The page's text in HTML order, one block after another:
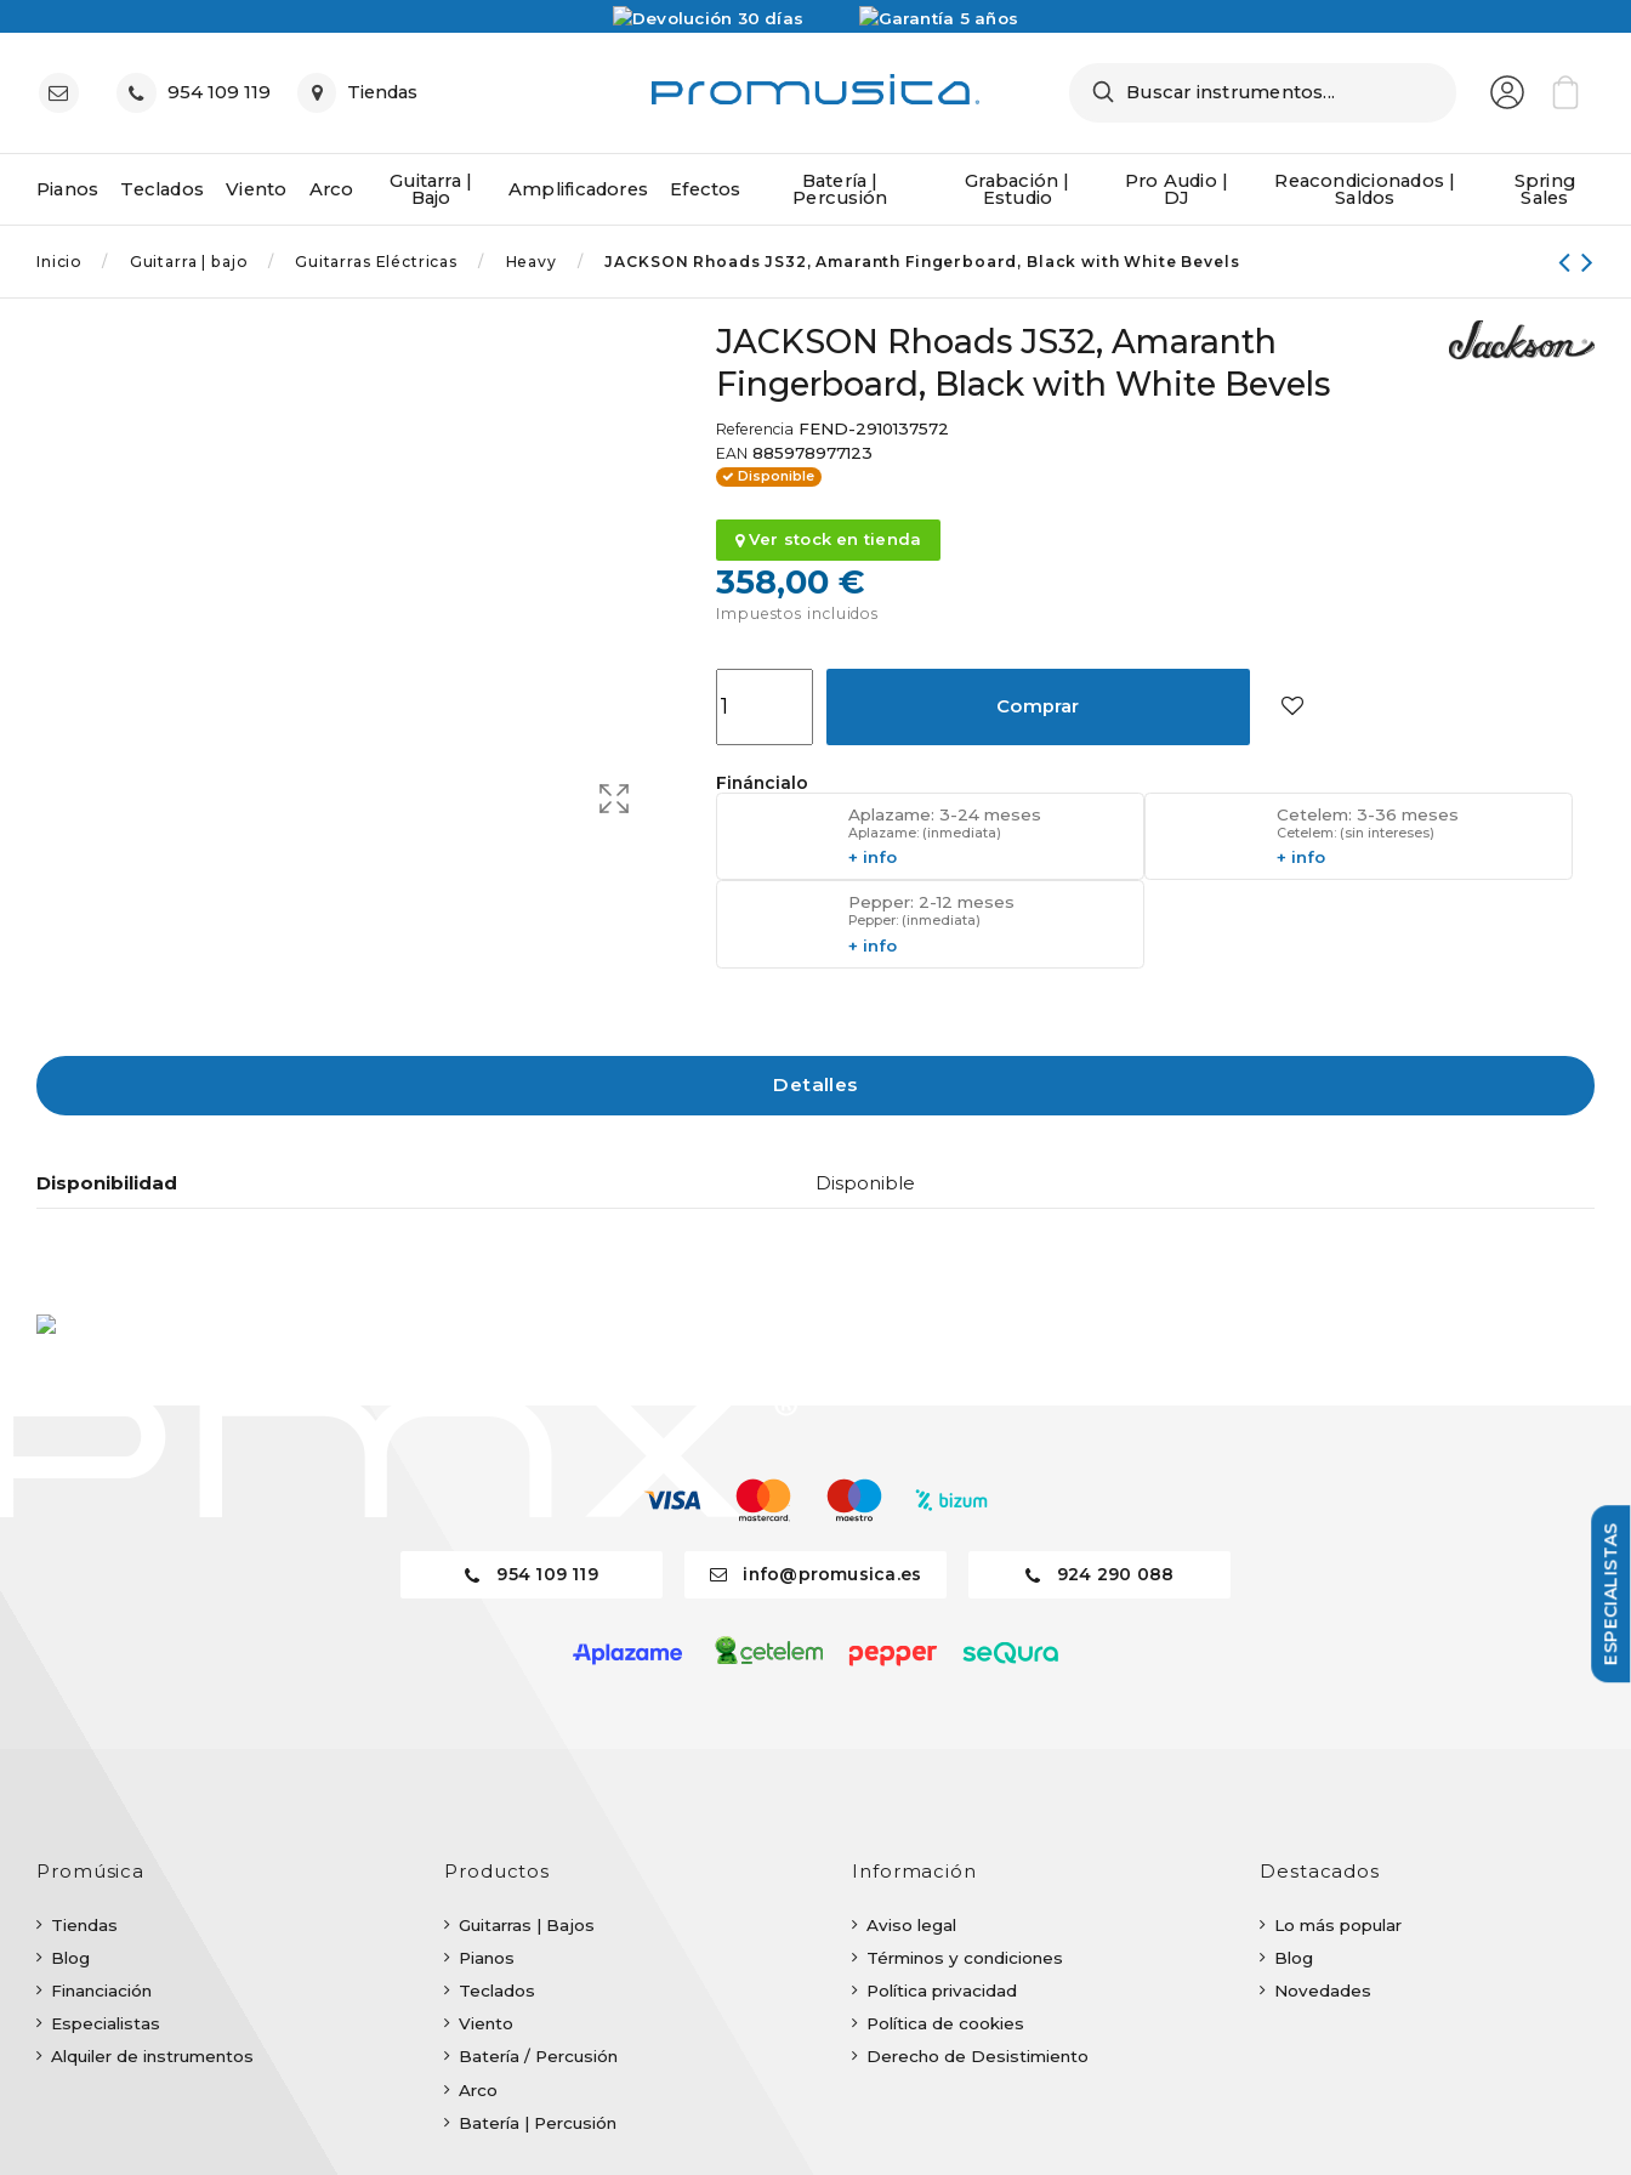
954 109 119 Tiendas
Pianos Teclados Viento Arco Guitarra |
Bajo Amplificadores Efectos Batería |
Percusión
Grabación |
Estudio
Pro Audio |
DJ
Reacondicionados |
Saldos
Spring
Sales
Inicio Guitarra | bajo Guitarras Eléctricas Heavy JACKSON Rhoads JS32, Amaranth Fingerboard, Black with White Bevels
JACKSON Rhoads JS32, Amaranth
Fingerboard, Black with White Bevels
Referencia FEND-2910137572
EAN 885978977123
Disponible
Ver stock en tienda
358,00 €
Impuestos incluidos
Comprar
Fináncialo
Aplazame: 3-24 meses
Aplazame: (inmediata)
+ info
Cetelem: 3-36 meses
Cetelem: (sin intereses)
+ info
Pepper: 2-12 meses
Pepper: (inmediata)
+ info
Detalles
Disponibilidad Disponible
954 109 119 info@promusica.es 924 290 088
Promúsica
Tiendas
Blog
Financiación
Especialistas
Alquiler de instrumentos
Productos
Guitarras | Bajos
Pianos
Teclados
Viento
Batería / Percusión
Arco
Batería | Percusión
Información
Aviso legal
Términos y condiciones
Política privacidad
Política de cookies
Derecho de Desistimiento
Destacados
Lo más popular
Blog
Novedades